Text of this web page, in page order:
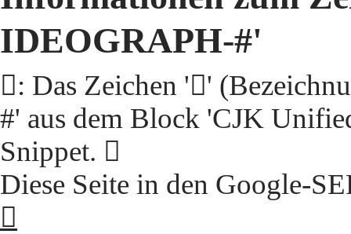
IDEOGRAPH-#'
𩬟: Das Zeichen '𩬟'
#' aus dem Block 'CJK
Snippet. 𩬟
Diese Seite in den Google-
𩬟